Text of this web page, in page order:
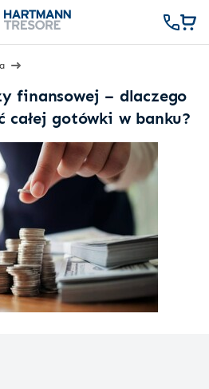
finansowej – dlaczego
gotówki w banku?